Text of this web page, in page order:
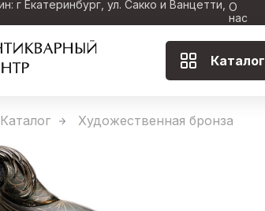
г Екатеринбург, ул. Сакко и Ванцетти, О
нас
Каталог
Каталог Художественная бронза